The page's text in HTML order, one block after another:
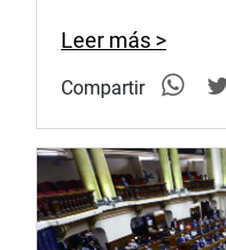
Leer más >
Compartir